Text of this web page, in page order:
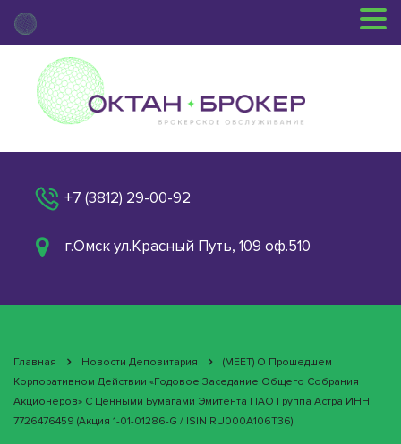
+7 (3812) 29-00-92
г.Омск ул.Красный Путь, 109 оф.510
Главная Новости Депозитария
(MEET) О Прошедшем
Корпоративном Действии «Годовое Заседание Общего Собрания
Акционеров» С Ценными Бумагами Эмитента ПАО Группа Астра ИНН
7726476459 (акция 1-01-01286-G / ISIN RU000A106T36)